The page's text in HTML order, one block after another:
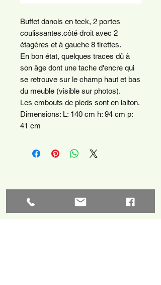
Buffet danois en teck, 2 portes
coulissantes.côté droit avec 2
étagères et à gauche 8 tirettes.
En bon état, quelques traces dû à
son âge dont une tache d'encre qui
se retrouve sur le champ haut et bas
du meuble (visible sur photos).
Les embouts de pieds sont en laiton.
Dimensions: L: 140 cm h: 94 cm p:
41 cm